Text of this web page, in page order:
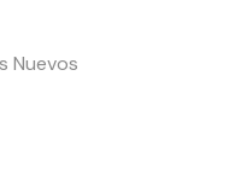
Nuevos